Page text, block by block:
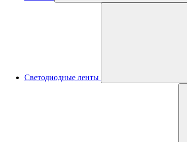
Светодиодные ленты